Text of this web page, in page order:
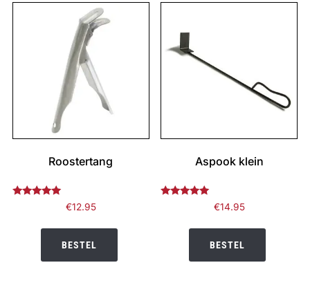
Roostertang
€12.95
BESTEL
Aspook klein
€14.95
BESTEL